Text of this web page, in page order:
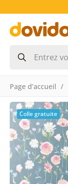
Page d’accueil
Colle gratuite